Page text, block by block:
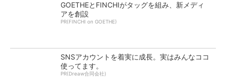
GOETHEとFINCHIがタッグを組み、新メディ
アを創設
PR(FINCHI on GOETHE)
SNSアカウントを着実に成長。実はみんなココ
使ってます。
PR(Dreaw合同会社)